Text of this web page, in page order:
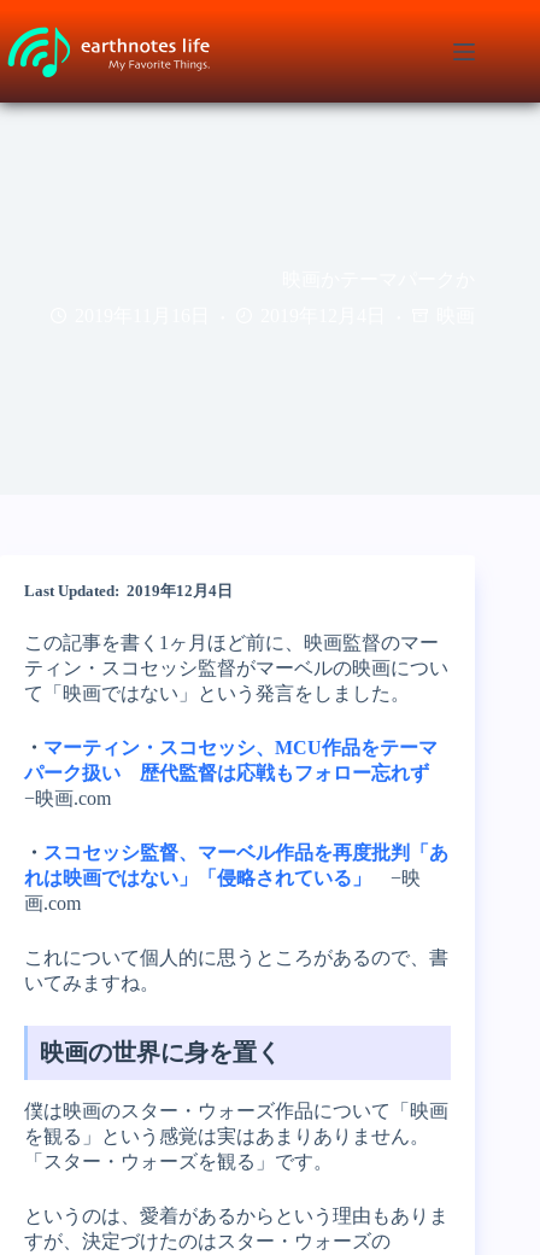
ン
テ
ツ
Last Updated: 2019年12月4日
この記事を書く1ヶ月ほど前に、映画監督のマー
ティン・スコセッシ監督がマーベルの映画につい
て「映画ではない」という発言をしました。
・ マーティン・スコセッシ、MCU作品をテーマ
パーク扱い 歴代監督は応戦もフォロー忘れず
−映画.com
・ スコセッシ監督、マーベル作品を再度批判「あ
れは映画ではない」「侵略されている」
−映
画.com
これについて個人的に思うところがあるので、書
いてみますね。
映画の世界に身を置く
僕は映画のスター・ウォーズ作品について「映画
を観る」という感覚は実はあまりありません。
「スター・ウォーズを観る」です。
というのは、愛着があるからという理由もありま
すが、決定づけたのはスター・ウォーズの